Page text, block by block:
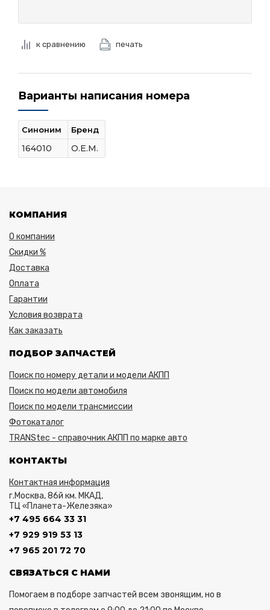
к сравнению печать
Варианты написания номера
Синоним Бренд
164010 O.E.M.
КОМПАНИЯ
О компании
Скидки %
Доставка
Оплата
Гарантии
Условия возврата
Как заказать
ПОДБОР ЗАПЧАСТЕЙ
Поиск по номеру детали и модели АКПП
Поиск по модели автомобиля
Поиск по модели трансмиссии
Фотокаталог
TRANStec - справочник АКПП по марке авто
КОНТАКТЫ
Контактная информация
г.Москва, 86й км. МКАД,
ТЦ «Планета-Железяка»
+7 495 664 33 31
+7 929 919 53 13
+7 965 201 72 70
СВЯЗАТЬСЯ С НАМИ
Помогаем в подборе запчастей всем звонящим, но в